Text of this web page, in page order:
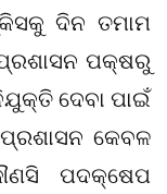
ଦିନ ତମାମ
ପ୍ରଶାସନ ପକ୍ଷରୁ
ଦେବା ପାଇଁ
କେବଳ
ପଦକ୍ଷେପ